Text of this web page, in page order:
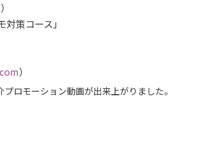
）
策コース」
）
ロモーション動画が出来上がりました。